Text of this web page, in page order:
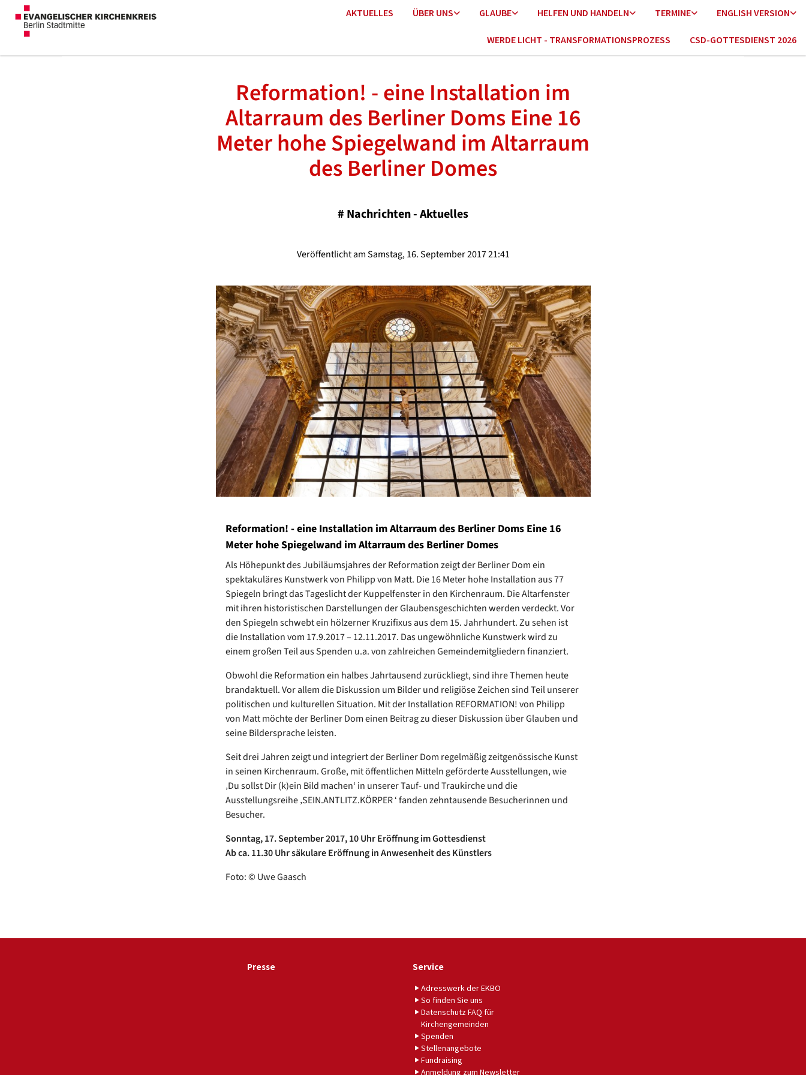
AKTUELLES ÜBER UNS GLAUBE HELFEN UND HANDELN TERMINE ENGLISH VERSION
WERDE LICHT - TRANSFORMATIONSPROZESS CSD-GOTTESDIENST 2026
Reformation! - eine Installation im
Altarraum des Berliner Doms Eine 16
Meter hohe Spiegelwand im Altarraum
des Berliner Domes
# Nachrichten - Aktuelles
Veröffentlicht am Samstag, 16. September 2017 21:41
Reformation! - eine Installation im Altarraum des Berliner Doms Eine 16
Meter hohe Spiegelwand im Altarraum des Berliner Domes
Als Höhepunkt des Jubiläumsjahres der Reformation zeigt der Berliner Dom ein
spektakuläres Kunstwerk von Philipp von Matt. Die 16 Meter hohe Installation aus 77
Spiegeln bringt das Tageslicht der Kuppelfenster in den Kirchenraum. Die Altarfenster
mit ihren historistischen Darstellungen der Glaubensgeschichten werden verdeckt. Vor
den Spiegeln schwebt ein hölzerner Kruzifixus aus dem 15. Jahrhundert. Zu sehen ist
die Installation vom 17.9.2017 – 12.11.2017. Das ungewöhnliche Kunstwerk wird zu
einem großen Teil aus Spenden u.a. von zahlreichen Gemeindemitgliedern finanziert.
Obwohl die Reformation ein halbes Jahrtausend zurückliegt, sind ihre Themen heute
brandaktuell. Vor allem die Diskussion um Bilder und religiöse Zeichen sind Teil unserer
politischen und kulturellen Situation. Mit der Installation REFORMATION! von Philipp
von Matt möchte der Berliner Dom einen Beitrag zu dieser Diskussion über Glauben und
seine Bildersprache leisten.
Seit drei Jahren zeigt und integriert der Berliner Dom regelmäßig zeitgenössische Kunst
in seinen Kirchenraum. Große, mit öffentlichen Mitteln geförderte Ausstellungen, wie
‚Du sollst Dir (k)ein Bild machen‘ in unserer Tauf- und Traukirche und die
Ausstellungsreihe ‚SEIN.ANTLITZ.KÖRPER ‘ fanden zehntausende Besucherinnen und
Besucher.
Sonntag, 17. September 2017, 10 Uhr Eröffnung im Gottesdienst
Ab ca. 11.30 Uhr säkulare Eröffnung in Anwesenheit des Künstlers
Foto: © Uwe Gaasch
Presse Service
Adresswerk der EKBO
So finden Sie uns
Datenschutz FAQ für
Kirchengemeinden
Spenden
Stellenangebote
Fundraising
Anmeldung zum Newsletter